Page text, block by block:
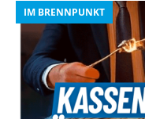
IM BRENNPUNKT